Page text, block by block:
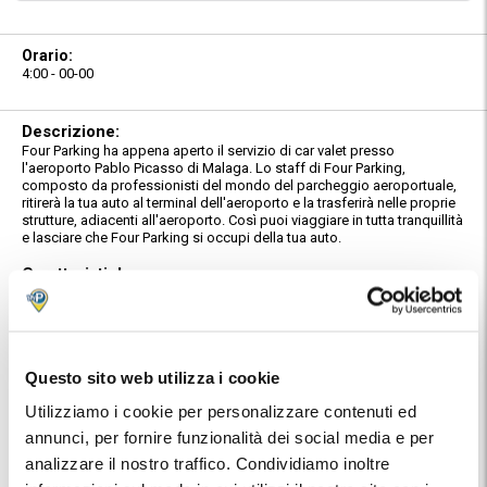
Questo sito web utilizza i cookie
Utilizziamo i cookie per personalizzare contenuti ed
annunci, per fornire funzionalità dei social media e per
analizzare il nostro traffico. Condividiamo inoltre
Orario:
4:00 - 00-00
Descrizione:
Four Parking ha appena aperto il servizio di car valet presso
l'aeroporto Pablo Picasso di Malaga. Lo staff di Four Parking,
composto da professionisti del mondo del parcheggio aeroportuale,
ritirerà la tua auto al terminal dell'aeroporto e la trasferirà nelle proprie
strutture, adiacenti all'aeroporto. Così puoi viaggiare in tutta tranquillità
e lasciare che Four Parking si occupi della tua auto.
Caratteristiche:
Four Parking valet consegnerà la tua auto alla loro struttura. Il
parcheggio è super controllato, custodito, recintato perimetralmente e
Servizio di consegna: chiama il parcheggio 20 minuti prima di arrivare
Servizio di ritiro: al ritiro dei bagagli, contatta il personale del
informarci per telefono o e-mail.